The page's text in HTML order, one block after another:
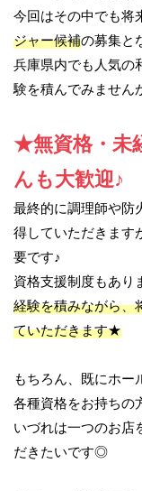
今回はその中でも将
ジャー候補の募集と
兵庫県内でも人気の
験を積んでみません
★無資格・未
んも大歓迎♪
最終的に調理師や防
得していただきます
要です♪
資格支援制度もあり
経験を積みながら、
ていただきます★
もちろん、既にホー
各種資格をお持ちの
いづれは一つのお店
だきたいです◎